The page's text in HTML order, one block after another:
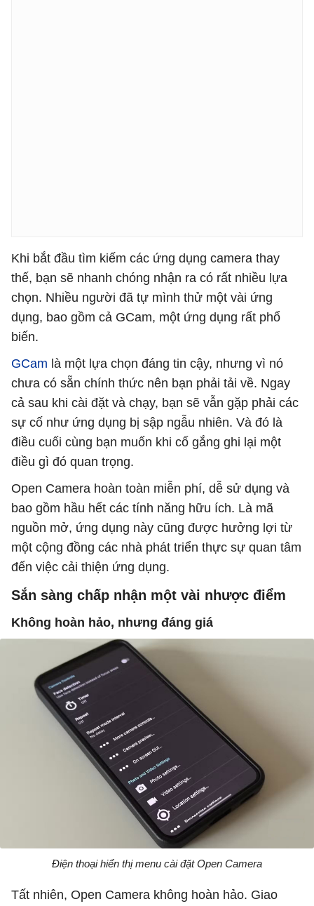
Khi bắt đầu tìm kiếm các ứng dụng camera thay
thế, bạn sẽ nhanh chóng nhận ra có rất nhiều lựa
chọn. Nhiều người đã tự mình thử một vài ứng
dụng, bao gồm cả GCam, một ứng dụng rất phổ
biến.
GCam là một lựa chọn đáng tin cậy, nhưng vì nó
chưa có sẵn chính thức nên bạn phải tải về. Ngay
cả sau khi cài đặt và chạy, bạn sẽ vẫn gặp phải các
sự cố như ứng dụng bị sập ngẫu nhiên. Và đó là
điều cuối cùng bạn muốn khi cố gắng ghi lại một
điều gì đó quan trọng.
Open Camera hoàn toàn miễn phí, dễ sử dụng và
bao gồm hầu hết các tính năng hữu ích. Là mã
nguồn mở, ứng dụng này cũng được hưởng lợi từ
một cộng đồng các nhà phát triển thực sự quan tâm
đến việc cải thiện ứng dụng.
Sắn sàng chấp nhận một vài nhược điểm
Không hoàn hảo, nhưng đáng giá
Điện thoại hiển thị menu cài đặt Open Camera
Tất nhiên, Open Camera không hoàn hảo. Giao